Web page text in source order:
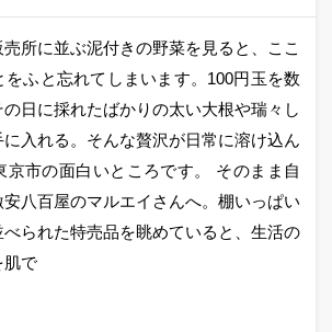
所に並ぶ泥付きの野菜を見ると、ここ
をふと忘れてしまいます。100円玉を数
日に採れたばかりの太い大根や瑞々し
入れる。そんな贅沢が日常に溶け込ん
京市の面白いところです。 そのまま自
八百屋のマルエイさんへ。棚いっぱい
られた特売品を眺めていると、生活の
肌で